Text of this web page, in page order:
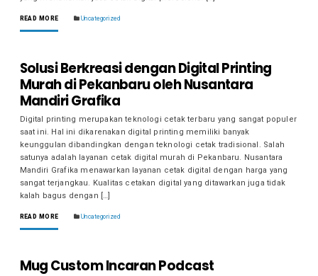
READ MORE Uncategorized
Solusi Berkreasi dengan Digital Printing
Murah di Pekanbaru oleh Nusantara
Mandiri Grafika
Digital printing merupakan teknologi cetak terbaru yang sangat populer
saat ini. Hal ini dikarenakan digital printing memiliki banyak
keunggulan dibandingkan dengan teknologi cetak tradisional. Salah
satunya adalah layanan cetak digital murah di Pekanbaru. Nusantara
Mandiri Grafika menawarkan layanan cetak digital dengan harga yang
sangat terjangkau. Kualitas cetakan digital yang ditawarkan juga tidak
kalah bagus dengan […]
READ MORE Uncategorized
Mug Custom Incaran Podcast